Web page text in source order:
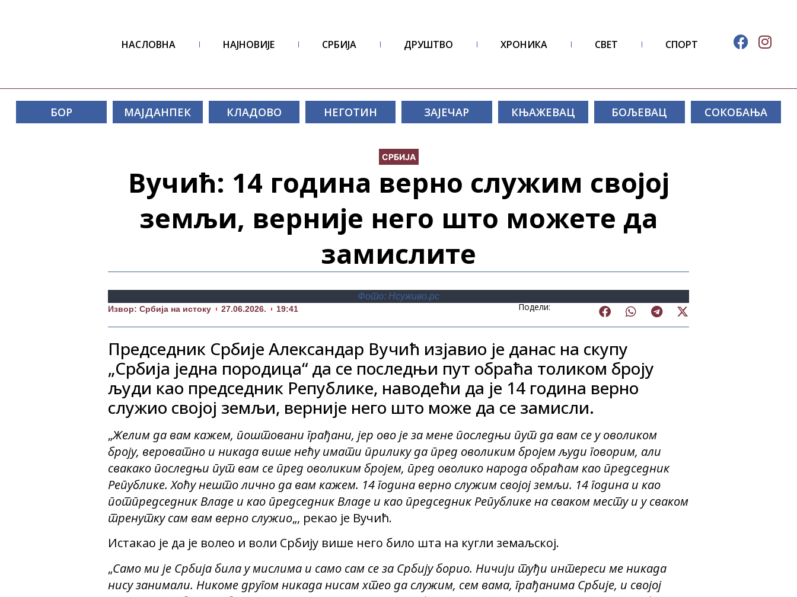
НАСЛОВНА НАЈНОВИЈЕ СРБИЈА ДРУШТВО ХРОНИКА СВЕТ СПОРТ
БОР МАЈДАНПЕК КЛАДОВО НЕГОТИН ЗАЈЕЧАР КЊАЖЕВАЦ БОЉЕВАЦ СОКОБАЊА
СРБИЈА
Вучић: 14 година верно служим својој
земљи, верније него што можете да
замислите
Фото: Нсуживо.рс
Извор: Србија на истоку 27.06.2026. 19:41 Подели:
Председник Србије Александар Вучић изјавио је данас на скупу
„Србија једна породица“ да се последњи пут обраћа толиком броју
људи као председник Републике, наводећи да је 14 година верно
служио својој земљи, верније него што може да се замисли.
„Желим да вам кажем, поштовани грађани, јер ово је за мене последњи пут да вам се у оволиком
броју, вероватно и никада више нећу имати прилику да пред оволиким бројем људи говорим, али
свакако последњи пут вам се пред оволиким бројем, пред оволико народа обраћам као председник
Републике. Хоћу нешто лично да вам кажем. 14 година верно служим својој земљи. 14 година и као
потпредседник Владе и као председник Владе и као председник Републике на сваком месту и у сваком
тренутку сам вам верно служио„, рекао је Вучић.
Истакао је да је волео и воли Србију више него било шта на кугли земаљској.
„Само ми је Србија била у мислима и само сам се за Србију борио. Ничији туђи интереси ме никада
нису занимали. Никоме другом никада нисам хтео да служим, сем вама, грађанима Србије, и својој